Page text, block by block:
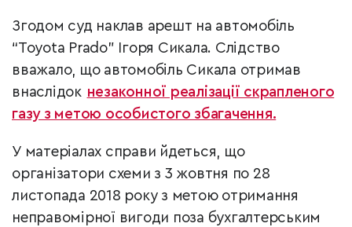
Згодом суд наклав арешт на автомобіль
“Toyota Prado” Ігоря Сикала. Слідство
вважало, що автомобіль Сикала отримав
внаслідок незаконної реалізації скрапленого
газу з метою особистого збагачення.
У матеріалах справи йдеться, що
організатори схеми з 3 жовтня по 28
листопада 2018 року з метою отримання
неправомірної вигоди поза бухгалтерським